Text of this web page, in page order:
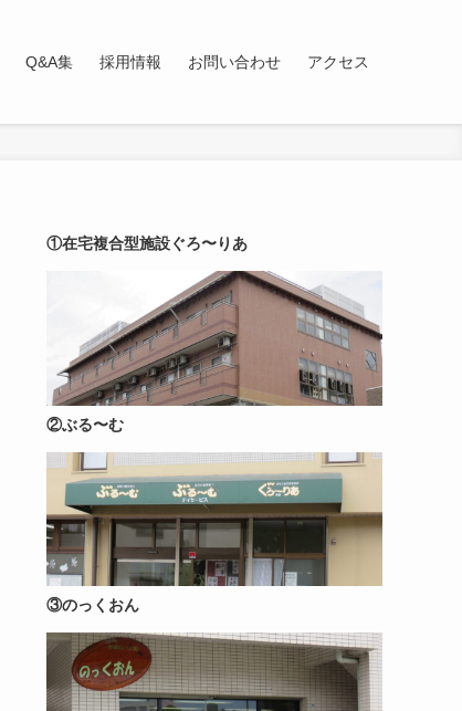
Q&A集 採用情報 お問い合わせ アクセス
①在宅複合型施設ぐろ〜りあ
②ぶる〜む
③のっくおん